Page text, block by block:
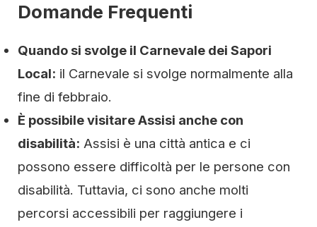
Domande Frequenti
Quando si svolge il Carnevale dei Sapori
Local: il Carnevale si svolge normalmente alla
fine di febbraio.
È possibile visitare Assisi anche con
disabilità: Assisi è una città antica e ci
possono essere difficoltà per le persone con
disabilità. Tuttavia, ci sono anche molti
percorsi accessibili per raggiungere i